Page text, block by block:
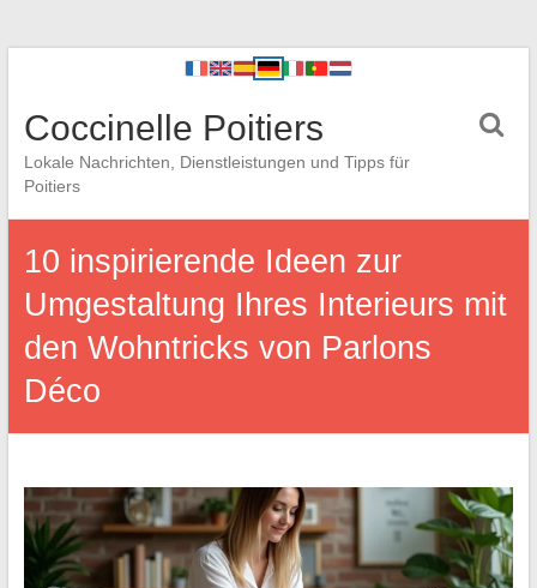
Coccinelle Poitiers
Lokale Nachrichten, Dienstleistungen und Tipps für
Poitiers
10 inspirierende Ideen zur
Umgestaltung Ihres Interieurs mit
den Wohntricks von Parlons
Déco